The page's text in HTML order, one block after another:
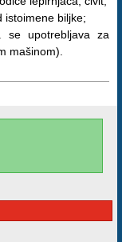
istoimene biljke;
se upotrebljava za
mašinom).